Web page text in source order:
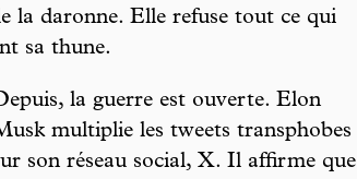
la daronne. Elle refuse tout ce qui
sa thune.
la guerre est ouverte. Elon
multiplie les tweets transphobes
son réseau social, X. Il affirme que